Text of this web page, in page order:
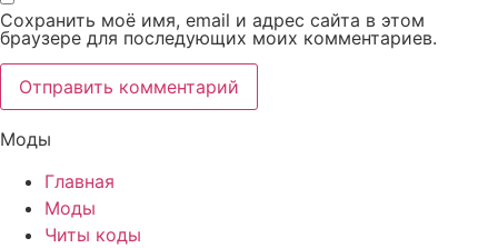
Сохранить моё имя, email и адрес сайта в этом
браузере для последующих моих комментариев.
Моды
Главная
Моды
Читы коды